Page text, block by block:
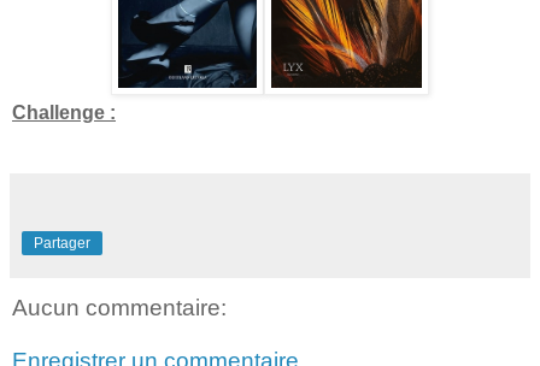
Challenge :
Partager
Aucun commentaire:
Enregistrer un commentaire